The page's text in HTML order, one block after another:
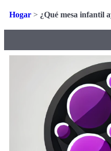
Hogar > ¿Qué mesa infantil